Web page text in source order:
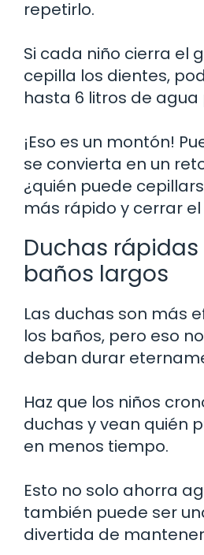
repetirlo.
Si cada niño cierra el
cepilla los dientes,
hasta 6 litros de agua
¡Eso es un montón!
se convierta en un
¿quién puede
más rápido y cerrar
Duchas
baños largos
Las duchas son más
los baños, pero eso
deban durar
Haz que los niños
duchas y vean quién
en menos tiempo.
Esto no solo ahorra
también puede ser
divertida de